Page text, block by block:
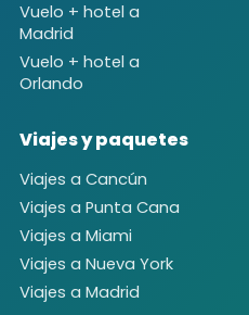
Vuelo + hotel a
Madrid
Vuelo + hotel a
Orlando
Viajes y paquetes
Viajes a Cancún
Viajes a Punta Cana
Viajes a Miami
Viajes a Nueva York
Viajes a Madrid